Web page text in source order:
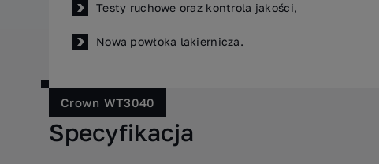
Testy ruchowe oraz kontrola jakości,
Nowa powłoka lakiernicza.
Crown WT3040
Specyfikacja